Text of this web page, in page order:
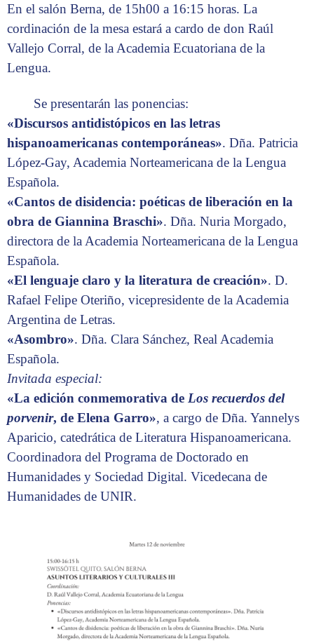
En el salón Berna, de 15h00 a 16:15 horas. La
cordinación de la mesa estará a cardo de don Raúl
Vallejo Corral, de la Academia Ecuatoriana de la
Lengua.
Se presentarán las ponencias:
«Discursos antidistópicos en las letras
hispanoamericanas contemporáneas». Dña. Patricia
López-Gay, Academia Norteamericana de la Lengua
Española.
«Cantos de disidencia: poéticas de liberación en la
obra de Giannina Braschi». Dña. Nuria Morgado,
directora de la Academia Norteamericana de la Lengua
Española.
«El lenguaje claro y la literatura de creación». D.
Rafael Felipe Oteriño, vicepresidente de la Academia
Argentina de Letras.
«Asombro». Dña. Clara Sánchez, Real Academia
Española.
Invitada especial:
«La edición conmemorativa de Los recuerdos del
porvenir, de Elena Garro», a cargo de Dña. Yannelys
Aparicio, catedrática de Literatura Hispanoamericana.
Coordinadora del Programa de Doctorado en
Humanidades y Sociedad Digital. Vicedecana de
Humanidades de UNIR.